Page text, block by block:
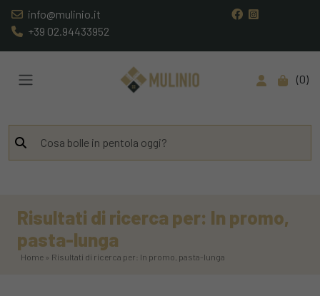
info@mulinio.it
+39 02.94433952
0
Risultati di ricerca per: In promo,
pasta-lunga
Home » Risultati di ricerca per: In promo, pasta-lunga